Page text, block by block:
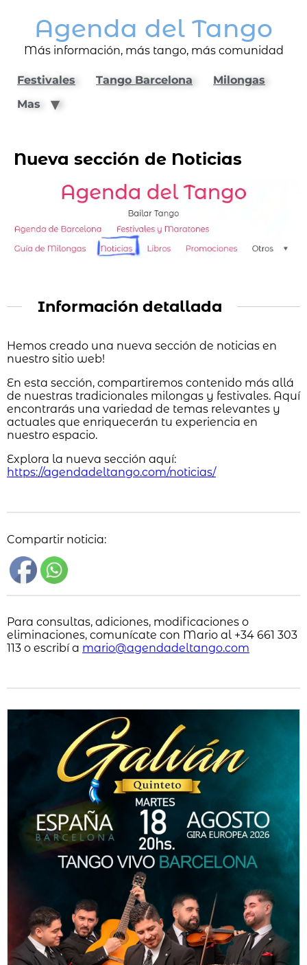
Agenda del Tango
Más información, más tango, más comunidad
Festivales Tango Barcelona
Milongas
Mas
Nueva sección de Noticias
Información detallada
Hemos creado una nueva sección de noticias en
nuestro sitio web!
En esta sección, compartiremos contenido más allá
de nuestras tradicionales milongas y festivales. Aquí
encontrarás una variedad de temas relevantes y
actuales que enriquecerán tu experiencia en
nuestro espacio.
Explora la nueva sección aquí:
https://agendadeltango.com/noticias/
Compartir noticia:
Para consultas, adiciones, modificaciones o
eliminaciones, comunícate con Mario al +34 661 303
113 o escribí a mario@agendadeltango.com